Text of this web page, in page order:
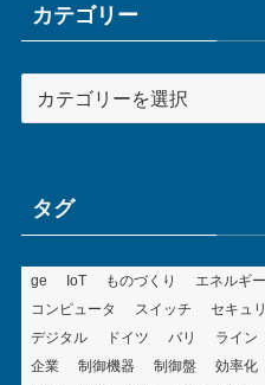
ブカテゴリー
テ
ータグ
ge IoT ものづくり エネルギー
コンピュータ
スイッチ セキュ
デジタル
ドイツ バリ ライン
企業
制御機器 制御盤 効率化